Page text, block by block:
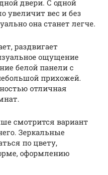
двери. С одной
увеличит вес и без
она станет легче.
раздвигает
ощущение
белой панели с
прихожей.
отличная
смотрится вариант
Зеркальные
по цвету,
оформлению